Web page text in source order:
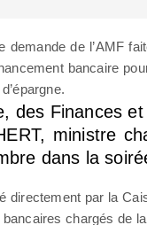
de l’AMF
bancaire
des Finances
ministre
dans la
directement par la
chargés de